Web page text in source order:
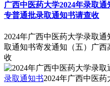
广西中医药大学2024年录取
专普通批录取通知书请查收
2024年广西中医药大学录取
取通知书寄发通知（五）广
收
录取通知书2024年广西中医